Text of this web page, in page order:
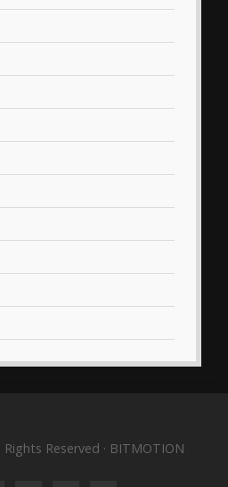
Reserved · BITMOTION